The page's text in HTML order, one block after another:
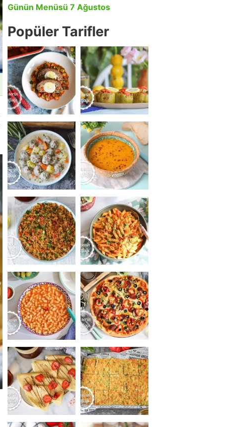
Günün Menüsü 7 Ağustos
Popüler Tarifler